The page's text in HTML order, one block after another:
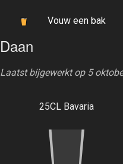
Vouw een bak
Daan
Laatst bijgewerkt op 5
25CL Bavaria